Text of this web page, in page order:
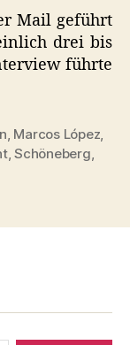
Mail geführt
drei bis
führte
, Marcos López,
,Schöneberg,